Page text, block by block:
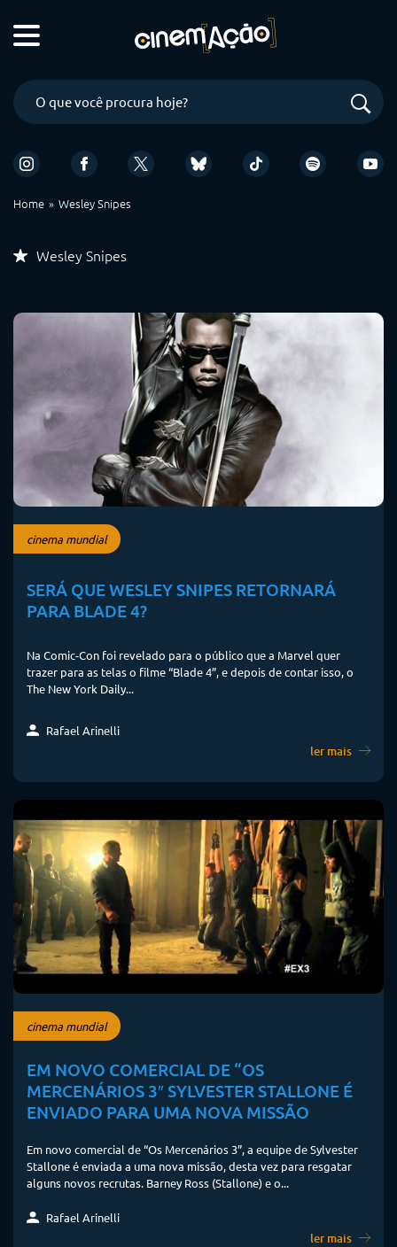
Home Wesley Snipes
Wesley Snipes
cinema mundial
SERÁ QUE WESLEY SNIPES RETORNARÁ
PARA BLADE 4?
Na Comic-Con foi revelado para o público que a Marvel quer
trazer para as telas o filme “Blade 4”, e depois de contar isso, o
The New York Daily...
Rafael Arinelli
ler mais
cinema mundial
EM NOVO COMERCIAL DE “OS
MERCENÁRIOS 3″ SYLVESTER STALLONE É
ENVIADO PARA UMA NOVA MISSÃO
Em novo comercial de “Os Mercenários 3”, a equipe de Sylvester
Stallone é enviada a uma nova missão, desta vez para resgatar
alguns novos recrutas. Barney Ross (Stallone) e o...
Rafael Arinelli
ler mais